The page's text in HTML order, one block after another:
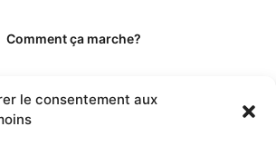
le consentement aux
Comment ça marche?